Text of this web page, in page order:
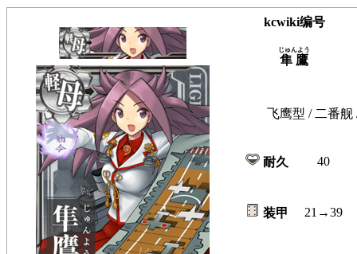
kcwiki编号
隼鷹
じゅんよう
飞鹰型 / 二番
耐久 40
装甲 21→39